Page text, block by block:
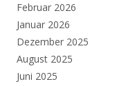
Februar 2026
Januar 2026
Dezember 2025
August 2025
Juni 2025